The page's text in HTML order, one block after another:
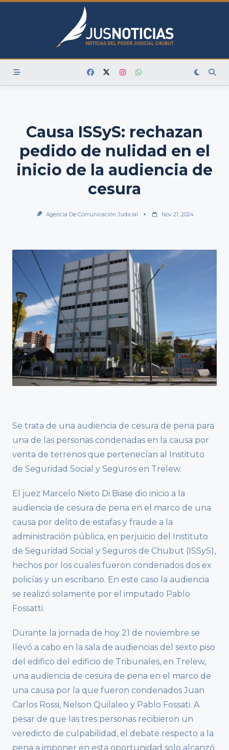
Skip
Causa ISSyS: rechazan
pedido de nulidad en el
inicio de la audiencia de
cesura
Agencia De Comunicación Judicial Nov 21, 2024
Se trata de una audiencia de cesura de pena para
una de las personas condenadas en la causa por
venta de terrenos que pertenecían al Instituto
de Seguridad Social y Seguros en Trelew.
El juez Marcelo Nieto Di Biase dio inicio a la
audiencia de cesura de pena en el marco de una
causa por delito de estafas y fraude a la
administración pública, en perjuicio del Instituto
de Seguridad Social y Seguros de Chubut (ISSyS),
hechos por los cuales fueron condenados dos ex
policías y un escribano. En este caso la audiencia
se realizó solamente por el imputado Pablo
Fossatti.
Durante la jornada de hoy 21 de noviembre se
llevó a cabo en la sala de audiencias del sexto piso
del edifico del edificio de Tribunales, en Trelew,
una audiencia de cesura de pena en el marco de
una causa por la que fueron condenados Juan
Carlos Rossi, Nelson Quilaleo y Pablo Fossati. A
pesar de que las tres personas recibieron un
veredicto de culpabilidad, el debate respecto a la
pena a imponer en esta oportunidad solo alcanzó